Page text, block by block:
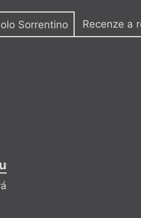
Sorrentino Recenze a